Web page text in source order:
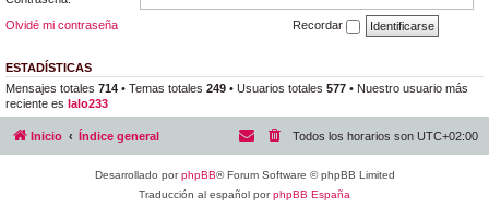
Olvidé mi contraseña
Recordar
ESTADÍSTICAS
Mensajes totales 714 • Temas totales 249 • Usuarios totales 577 • Nuestro usuario más
reciente es lalo233
Inicio Índice general Todos los horarios son UTC+02:00
Desarrollado porphpBB® Forum Software © phpBB Limited
Traducción al español porphpBB España